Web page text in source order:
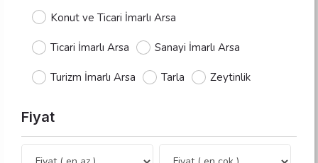
Konut ve Ticari İmarlı Arsa
Ticari İmarlı Arsa Sanayi İmarlı Arsa
Turizm İmarlı Arsa Tarla Zeytinlik
Fiyat